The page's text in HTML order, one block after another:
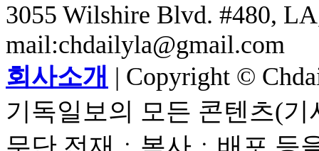
3055 Wilshire Blvd. #480,
mail:chdailyla@gmail.com
회사소개 | Copyright ©
기독일보의 모든 콘텐츠(